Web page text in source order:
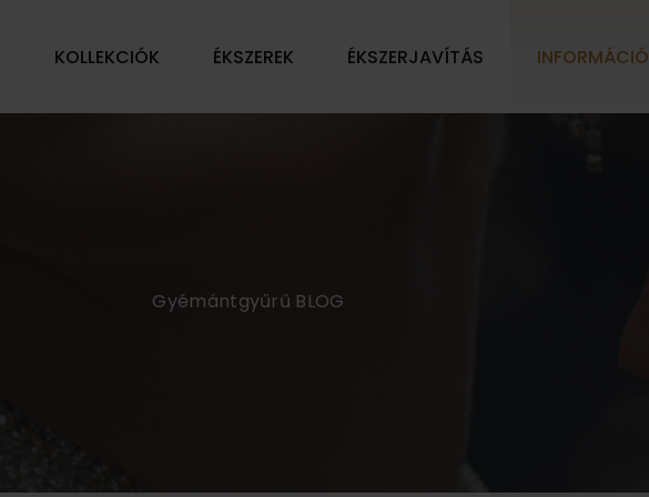
KOLLEKCIÓK ÉKSZEREK ÉKSZERJAVÍTÁS INFORMÁCIÓ
Gyémántgyűrű BLOG